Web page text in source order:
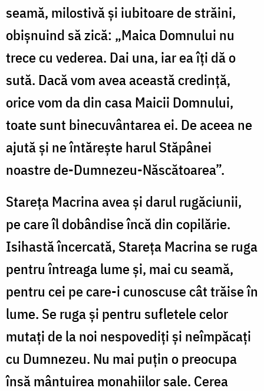
seamă, milostivă şi iubitoare de străini,
obişnuind să zică: „Maica Domnului nu
trece cu vederea. Dai una, iar ea îţi dă o
sută. Dacă vom avea această credinţă,
orice vom da din casa Maicii Domnului,
toate sunt binecuvântarea ei. De aceea ne
ajută şi ne întăreşte harul Stăpânei
noastre de-Dumnezeu-Născătoarea”.
Stareţa Macrina avea şi darul rugăciunii,
pe care îl dobândise încă din copilărie.
Isihastă încercată, Stareţa Macrina se ruga
pentru întreaga lume şi, mai cu seamă,
pentru cei pe care-i cunoscuse cât trăise în
lume. Se ruga şi pentru sufletele celor
mutaţi de la noi nespovediţi şi neîmpăcaţi
cu Dumnezeu. Nu mai puţin o preocupa
însă mântuirea monahiilor sale. Cerea